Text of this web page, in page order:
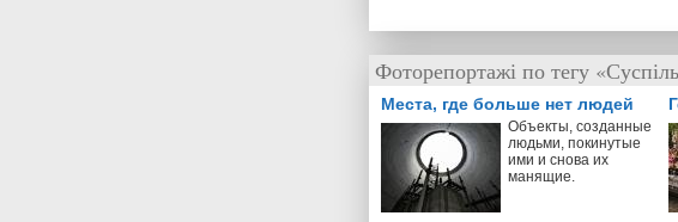
Фоторепортажі по тегу
Места, где больше нет людей
Объекты, созданные
людьми, покинутые
ими и снова их
манящие.